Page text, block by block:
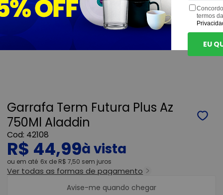
Garrafa Term Futura Plus Az
750Ml Aladdin
42108
R$ 44,99
ou 6x de R$ 7,50 sem juros
Ver todas as formas de pagamento
Avise-me quando chegar
termos
EU